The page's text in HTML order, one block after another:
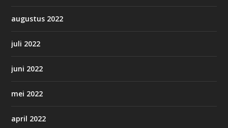
augustus 2022
juli 2022
juni 2022
mei 2022
april 2022